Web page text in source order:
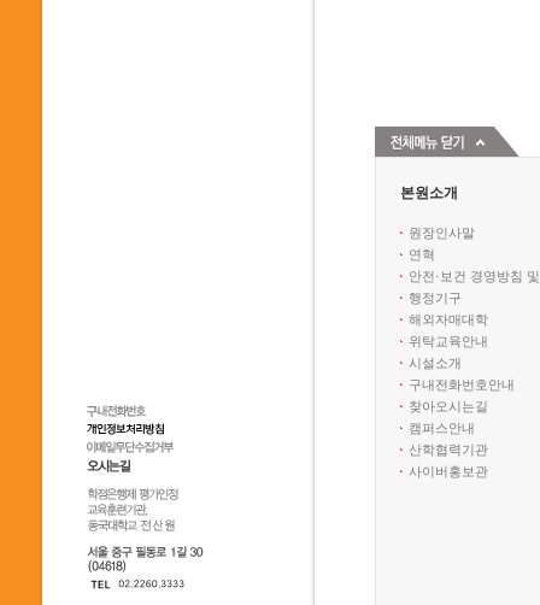
본원소개
원장인사말
연혁
안전·보건 경영방침
행정기구
해외자매대학
위탁교육안내
시설소개
구내전화번호안내
찾아오시는길
캠퍼스안내
산학협력기관
사이버홍보관